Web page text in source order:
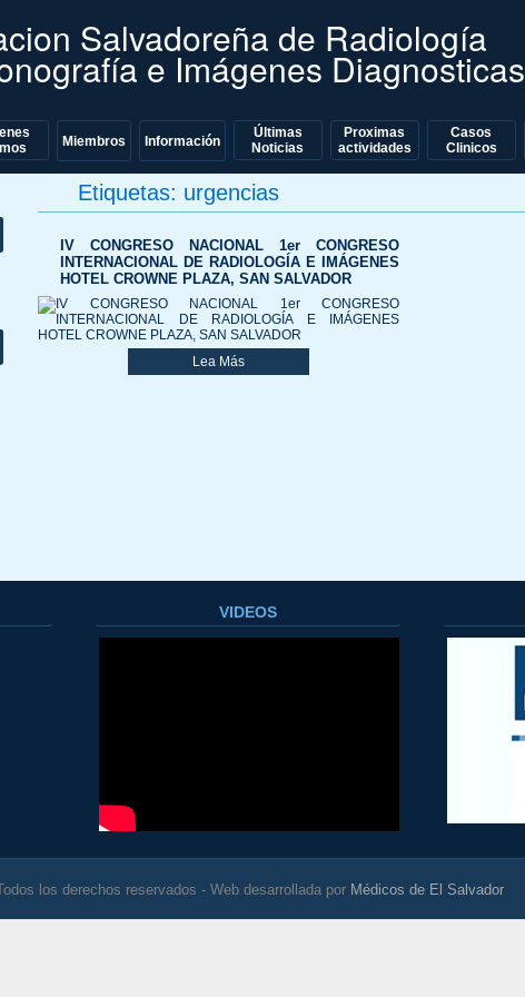
Salvadoreña de Radiología
e Imágenes Diagnosticas
Miembros Información
Últimas
Noticias
Proximas
actividades
Casos
Clinicos
Etiquetas: urgencias
IV CONGRESO NACIONAL 1er CONGRESO
INTERNACIONAL DE RADIOLOGÍA E IMÁGENES
HOTEL CROWNE PLAZA, SAN SALVADOR
Lea Más
VIDEOS
los derechos reservados - Web desarrollada por Médicos de El Salvador